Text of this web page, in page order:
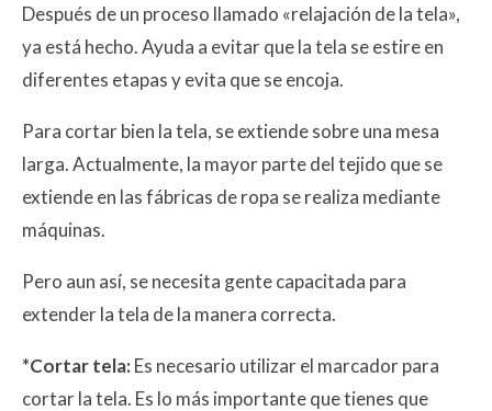
Después de un proceso llamado «relajación de la tela»,
ya está hecho. Ayuda a evitar que la tela se estire en
diferentes etapas y evita que se encoja.
Para cortar bien la tela, se extiende sobre una mesa
larga. Actualmente, la mayor parte del tejido que se
extiende en las fábricas de ropa se realiza mediante
máquinas.
Pero aun así, se necesita gente capacitada para
extender la tela de la manera correcta.
*Cortar tela:Es necesario utilizar el marcador para
cortar la tela. Es lo más importante que tienes que